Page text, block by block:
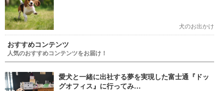
犬のお出かけ
おすすめコンテンツ
人気のおすすめコンテンツをお届け！
愛犬と一緒に出社する夢を実現した富士通『ドッ
グオフィス』に行ってみ…